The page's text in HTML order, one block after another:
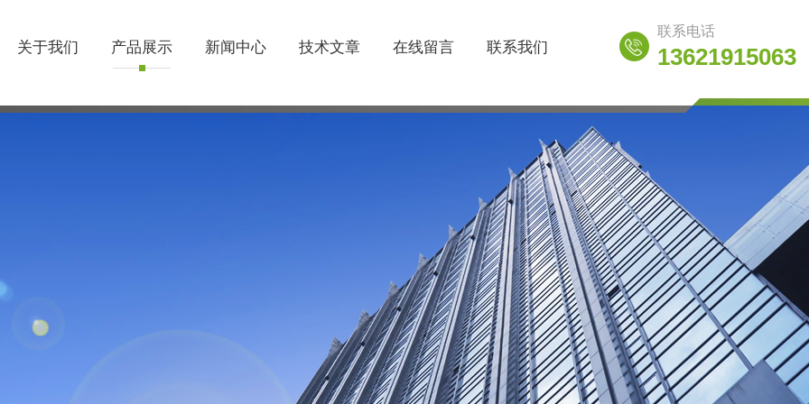
关于我们 产品展示 新闻中心 技术文章 在线留言 联系我们
联系电话
13621915063